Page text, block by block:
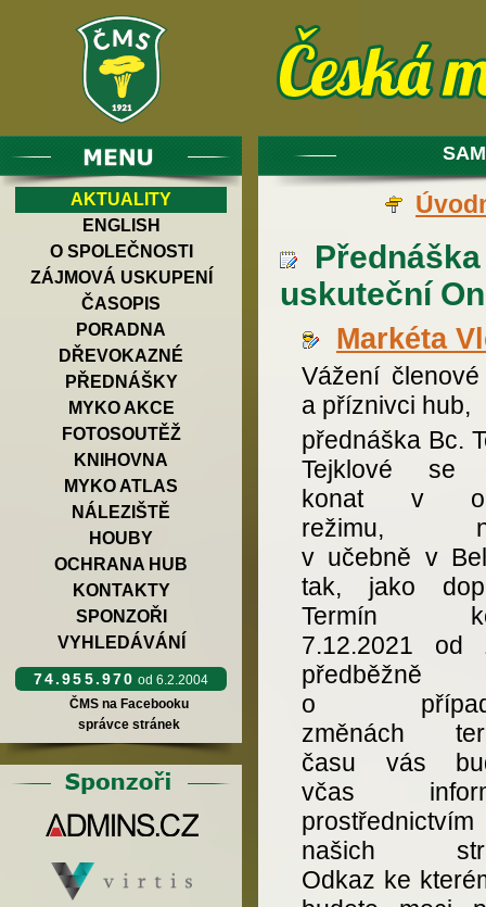
AKTUALITY
ENGLISH
O SPOLEČNOSTI
ZÁJMOVÁ USKUPENÍ
ČASOPIS
PORADNA
DŘEVOKAZNÉ
PŘEDNÁŠKY
MYKO AKCE
FOTOSOUTĚŽ
KNIHOVNA
MYKO ATLAS
NÁLEZIŠTĚ
HOUBY
OCHRANA HUB
KONTAKTY
SPONZOŘI
VYHLEDÁVÁNÍ
74.955.970 od 6.2.2004
ČMS na Facebooku
správce stránek
uskuteční
Markéta
Vážení
a příznivci hub,
přednáška Bc.
Tejklové se
konat v
režimu,
v učebně v
tak, jako
Termín
7.12.2021 od
předběžně
o
změnách
času vás
včas
prostřednictvím
našich
Odkaz ke